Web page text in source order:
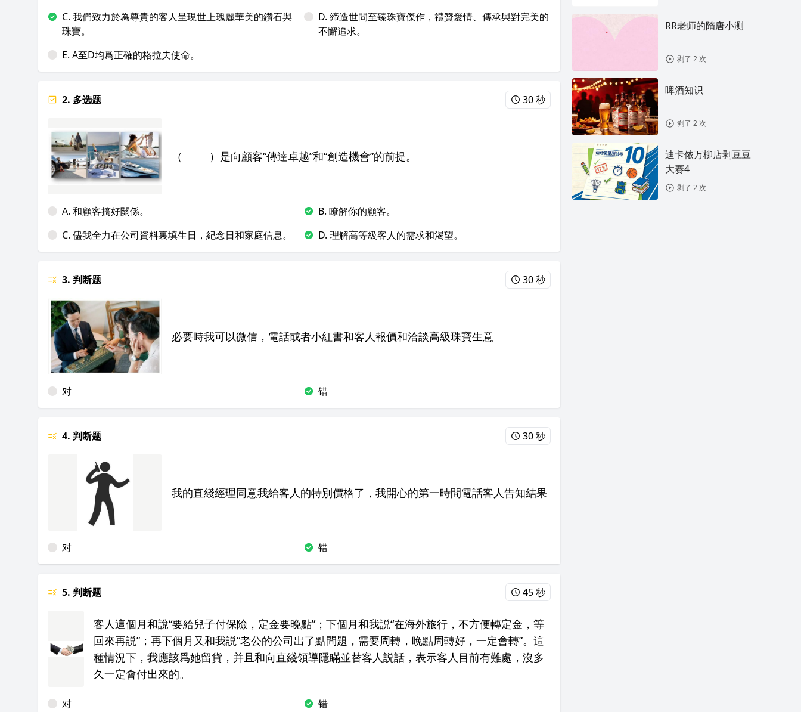
C. 我們致力於為尊貴的客人呈現世上瑰麗華美的鑽石與
珠寶。
D. 締造世間至臻珠寶傑作，禮贊愛情、傳承與對完美的
不懈追求。
E. A至D均爲正確的格拉夫使命。
2. 多选题 30 秒
（ ）是向顧客“傳達卓越”和“創造機會”的前提。
A. 和顧客搞好關係。
B. 瞭解你的顧客。
C. 儘我全力在公司資料裏填生日，紀念日和家庭信息。
D. 理解高等級客人的需求和渴望。
3. 判断题 30 秒
必要時我可以微信，電話或者小紅書和客人報價和洽談高級珠寶生意
对 错
4. 判断题 30 秒
我的直綫經理同意我給客人的特別價格了，我開心的第一時間電話客人告知結果
对 错
5. 判断题 45 秒
客人這個月和說“要給兒子付保險，定金要晚點”；下個月和我説“在海外旅行，不方便轉定金，等
回來再説”；再下個月又和我説“老公的公司出了點問題，需要周轉，晚點周轉好，一定會轉”。這
種情況下，我應該爲她留貨，并且和向直綫領導隱瞞並替客人説話，表示客人目前有難處，沒多
久一定會付出來的。
对 错
RR老师的隋唐小测
剥了 2 次
啤酒知识
剥了 2 次
迪卡侬万柳店剥豆豆
大赛4
剥了 2 次